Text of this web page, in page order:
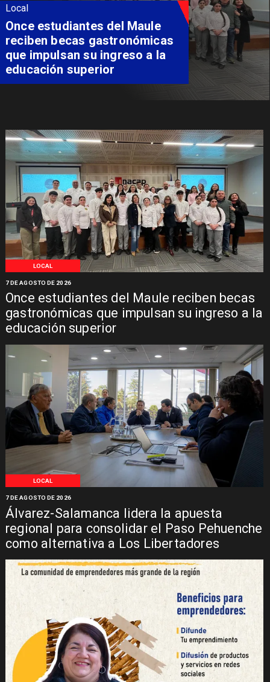
LOCAL
Once estudiantes del Maule reciben becas
gastronómicas que impulsan su ingreso a la
educación superior
7 DE AGOSTO DE 2026
LOCAL
Álvarez-Salamanca lidera la apuesta
regional para consolidar el Paso Pehuenche
como alternativa a Los Libertadores
7 DE AGOSTO DE 2026
Local
Álvarez-Salamanca lidera la
apuesta regional para
consolidar el Paso Pehuenche
como alternativa a Los
Libertadores